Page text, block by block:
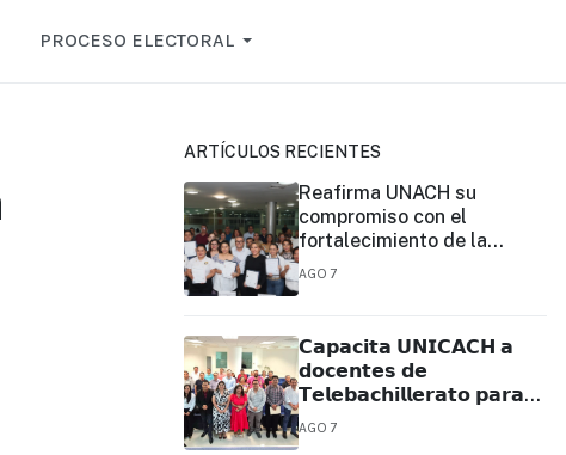
PROCESO ELECTORAL
ARTÍCULOS RECIENTES
Reafirma UNACH su
compromiso con el
fortalecimiento de la
certificación de
AGO 7
𝗖𝗮𝗽𝗮𝗰𝗶𝘁𝗮 𝗨𝗡𝗜𝗖𝗔𝗖𝗛 𝗮
𝗱𝗼𝗰𝗲𝗻𝘁𝗲𝘀 𝗱𝗲
𝗧𝗲𝗹𝗲𝗯𝗮𝗰𝗵𝗶𝗹𝗹𝗲𝗿𝗮𝘁𝗼 𝗽𝗮𝗿𝗮
𝗳𝗼𝗿𝘁𝗮𝗹𝗲𝗰𝗲𝗿 𝘀𝘂 𝗽𝗿𝗮́𝗰𝘁𝗶𝗰𝗮
AGO 7